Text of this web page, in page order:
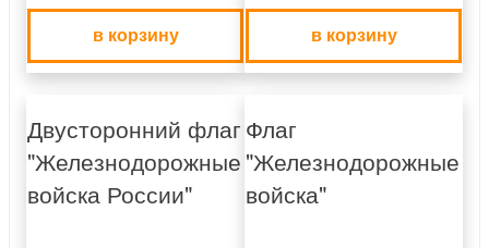
в корзину в корзину
Двусторонний флаг
"Железнодорожные
войска России"
Флаг
"Железнодорожные
войска"